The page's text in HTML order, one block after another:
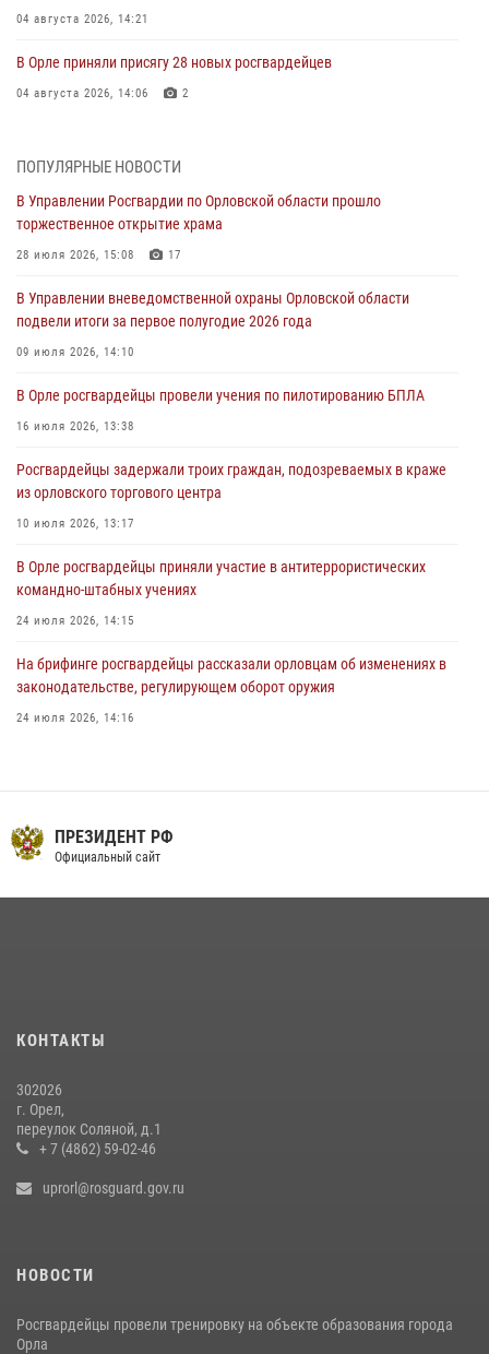
04 августа 2026, 14:21
В Орле приняли присягу 28 новых росгвардейцев
04 августа 2026, 14:06 2
предоставлении госуслуг
Росгвардейцы обеспечили безопасность во время празднования
Дня ВДВ
В Орле росгвардейцы приняли участие в учениях на избирательном
участке
Жительница Мценска сдала в Росгвардию незарегистрированное
31 июля 2026, 13:16
ПОПУЛЯРНЫЕ НОВОСТИ
В Управлении Росгвардии по Орловской области прошло
торжественное открытие храма
28 июля 2026, 15:08 17
В Управлении вневедомственной охраны Орловской области
подвели итоги за первое полугодие 2026 года
09 июля 2026, 14:10
В Орле росгвардейцы провели учения по пилотированию БПЛА
16 июля 2026, 13:38
Росгвардейцы задержали троих граждан, подозреваемых в краже
из орловского торгового центра
10 июля 2026, 13:17
В Орле росгвардейцы приняли участие в антитеррористических
командно-штабных учениях
24 июля 2026, 14:15
На брифинге росгвардейцы рассказали орловцам об изменениях в
законодательстве, регулирующем оборот оружия
24 июля 2026, 14:16
В Орле росгвардейцы за неделю проверили два детских лагеря
15 июля 2026, 14:49
ПРЕЗИДЕНТ РФ
Официальный сайт
КОНТАКТЫ
302026
г. Орел,
переулок Соляной, д.1
+ 7 (4862) 59-02-46
uprorl@rosguard.gov.ru
НОВОСТИ
Росгвардейцы провели тренировку на объекте образования города
Орла